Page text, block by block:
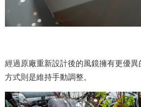
經過原廠重新設計後的風鏡擁有更優
方式則是維持手動調整。